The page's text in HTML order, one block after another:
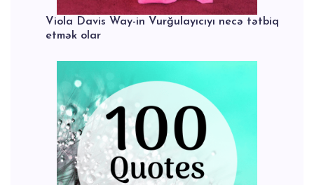
Viola Davis Way-in Vurğulayıcıyı necə tətbiq
etmək olar